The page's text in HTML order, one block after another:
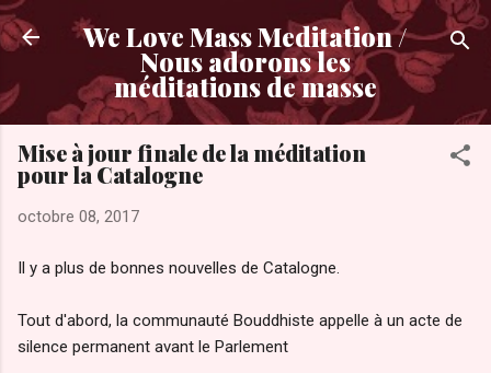
Accéder au contenu principal
We Love Mass Meditation /
Nous adorons les
méditations de masse
Mise à jour finale de la méditation
pour la Catalogne
octobre 08, 2017
Il y a plus de bonnes nouvelles de Catalogne.
Tout d'abord, la communauté Bouddhiste appelle à un acte de
silence permanent avant le Parlement